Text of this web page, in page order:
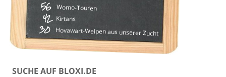
56 Womo-Touren
42 Kirtans
30 Hovawart-Welpen aus unserer Zucht
SUCHE AUF BLOXI.DE